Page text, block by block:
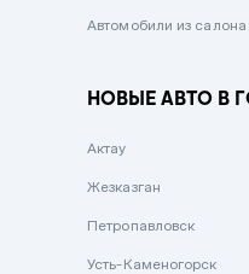
Вишневый
Автомобили из
НОВЫЕ АВТО В
Актау
Жезказган
Петропавловск
Усть-Каменогорск